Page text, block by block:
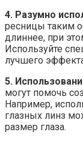
4. Разумно
ресницы таким
длиннее, при
Используйте
лучшего
5.
могут помочь
Например,
глазных линз
размер глаза.